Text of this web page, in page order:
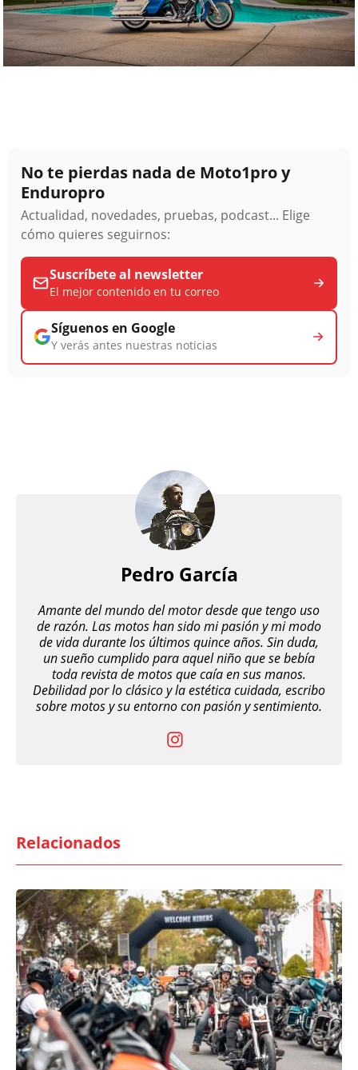
No te pierdas nada de Moto1pro y
Enduropro
Actualidad, novedades, pruebas, podcast... Elige
cómo quieres seguirnos:
Suscríbete al newsletter
El mejor contenido en tu correo
Síguenos en Google
Y verás antes nuestras noticias
Pedro García
Amante del mundo del motor desde que tengo uso
de razón. Las motos han sido mi pasión y mi modo
de vida durante los últimos quince años. Sin duda,
un sueño cumplido para aquel niño que se bebía
toda revista de motos que caía en sus manos.
Debilidad por lo clásico y la estética cuidada, escribo
sobre motos y su entorno con pasión y sentimiento.
Relacionados